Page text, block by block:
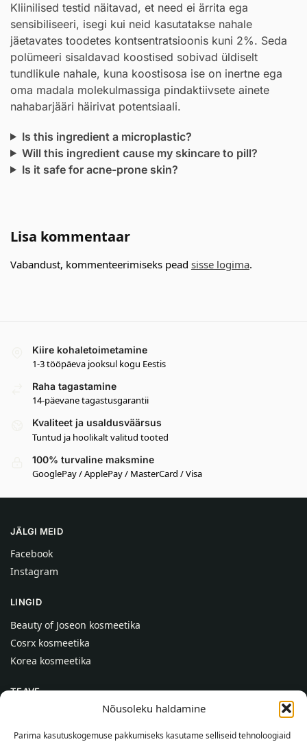
Nõusoleku haldamine
Parima kasutuskogemuse pakkumiseks kasutame selliseid tehnoloogiaid
Kliinilised testid näitavad, et need ei ärrita ega
sensibiliseeri, isegi kui neid kasutatakse nahale
jäetavates toodetes kontsentratsioonis kuni 2%. Seda
polümeeri sisaldavad koostised sobivad üldiselt
tundlikule nahale, kuna koostisosa ise on inertne ega
oma madala molekulmassiga pindaktiivsete ainete
nahabarjääri häirivat potentsiaali.
Is this ingredient a microplastic?
Will this ingredient cause my skincare to pill?
Is it safe for acne-prone skin?
Lisa kommentaar
Vabandust, kommenteerimiseks pead sisse logima.
Kiire kohaletoimetamine
1-3 tööpäeva jooksul kogu Eestis
Raha tagastamine
14-päevane tagastusgarantii
Kvaliteet ja usaldusväärsus
Tuntud ja hoolikalt valitud tooted
100% turvaline maksmine
GooglePay / ApplePay / MasterCard / Visa
JÄLGI MEID
Facebook
Instagram
LINGID
Beauty of Joseon kosmeetika
Cosrx kosmeetika
Korea kosmeetika
TEAVE
Kontaktid